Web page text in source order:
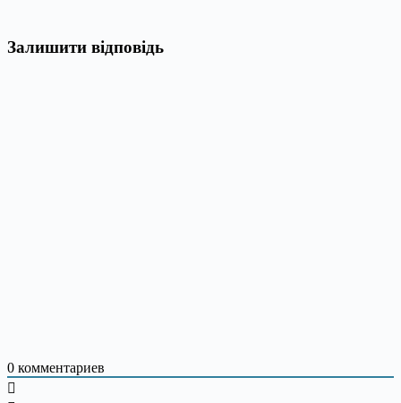
Залишити відповідь
0 комментариев